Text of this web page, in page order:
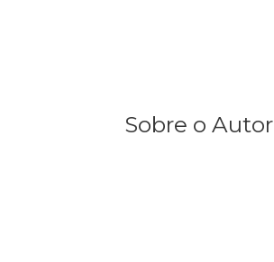
Sobre o Autor